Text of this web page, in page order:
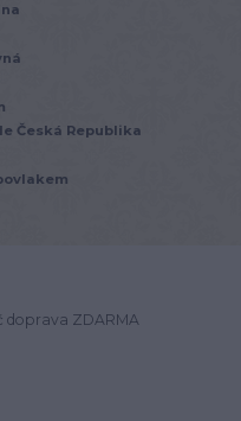
Česká Republika
doprava ZDARMA